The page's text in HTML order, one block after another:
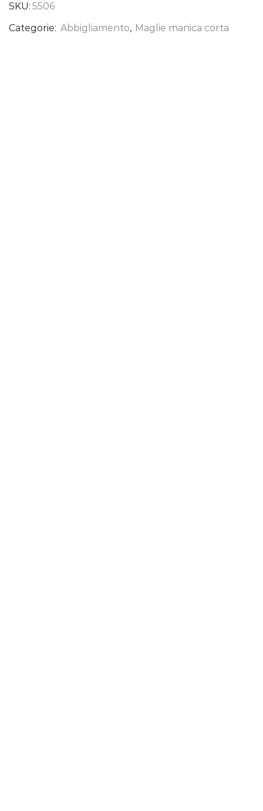
SKU: 5506
Categorie: Abbigliamento, Maglie manica corta